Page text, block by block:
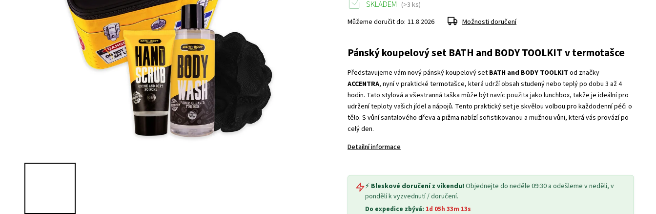
Pánský koupelový set BATH and BODY TOOLKIT v termotašce
Představujeme vám nový pánský koupelový set BATH and BODY TOOLKIT od značky
ACCENTRA, nyní v praktické termotašce, která udrží obsah studený nebo teplý po dobu 3 až 4
hodin. Tato stylová a všestranná taška může být navíc použita jako lunchbox, takže je ideální pro
udržení teploty vašich jídel a nápojů. Tento praktický set je skvělou volbou pro každodenní péči o
tělo. S vůní santalového dřeva a pižma nabízí sofistikovanou a mužnou vůni, která vás provází po
celý den.
Detailní informace
⚡ Bleskové doručení z víkendu! Objednejte do neděle 09:30 a odešleme v neděli, v
pondělí k vyzvednutí / doručení.
Do expedice zbývá: 1d 05h 33m 13s
SKLADEM (>3 ks)
Můžeme doručit do: 11.8.2026 Možnosti doručení